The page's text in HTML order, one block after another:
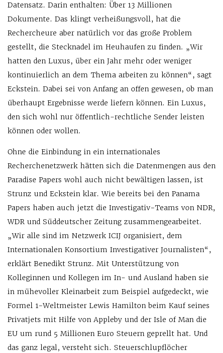
Datensatz. Darin enthalten: Über 13 Millionen
Dokumente. Das klingt verheißungsvoll, hat die
Rechercheure aber natürlich vor das große Problem
gestellt, die Stecknadel im Heuhaufen zu finden. „Wir
hatten den Luxus, über ein Jahr mehr oder weniger
kontinuierlich an dem Thema arbeiten zu können“, sagt
Eckstein. Dabei sei von Anfang an offen gewesen, ob man
überhaupt Ergebnisse werde liefern können. Ein Luxus,
den sich wohl nur öffentlich-rechtliche Sender leisten
können oder wollen.
Ohne die Einbindung in ein internationales
Recherchenetzwerk hätten sich die Datenmengen aus den
Paradise Papers wohl auch nicht bewältigen lassen, ist
Strunz und Eckstein klar. Wie bereits bei den Panama
Papers haben auch jetzt die Investigativ-Teams von NDR,
WDR und Süddeutscher Zeitung zusammengearbeitet.
„Wir alle sind im Netzwerk ICIJ organisiert, dem
Internationalen Konsortium Investigativer Journalisten“,
erklärt Benedikt Strunz. Mit Unterstützung von
Kolleginnen und Kollegen im In- und Ausland haben sie
in mühevoller Kleinarbeit zum Beispiel aufgedeckt, wie
Formel 1-Weltmeister Lewis Hamilton beim Kauf seines
Privatjets mit Hilfe von Appleby und der Isle of Man die
EU um rund 5 Millionen Euro Steuern geprellt hat. Und
das ganz legal, versteht sich. Steuerschlupflöcher